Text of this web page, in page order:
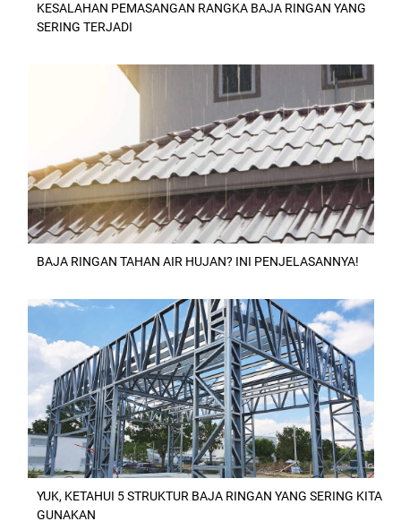
KESALAHAN PEMASANGAN RANGKA BAJA RINGAN YANG
SERING TERJADI
BAJA RINGAN TAHAN AIR HUJAN? INI PENJELASANNYA!
YUK, KETAHUI 5 STRUKTUR BAJA RINGAN YANG SERING KITA
GUNAKAN